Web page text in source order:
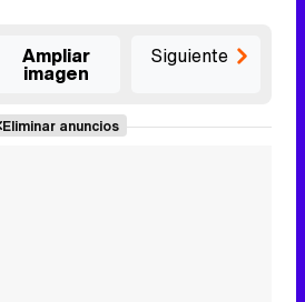
Ampliar
imagen
Siguiente
Eliminar anuncios